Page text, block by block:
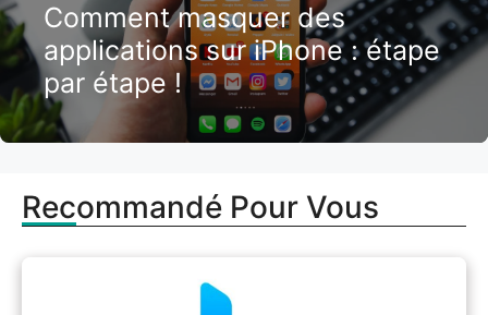
Comment masquer des
applications sur iPhone : étape
par étape !
Recommandé Pour Vous